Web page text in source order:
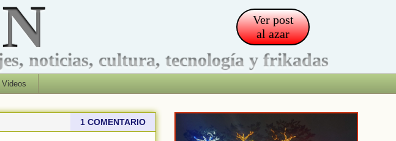
Ver post
al azar
noticias, cultura, tecnología y frikadas
Videos
1 COMENTARIO